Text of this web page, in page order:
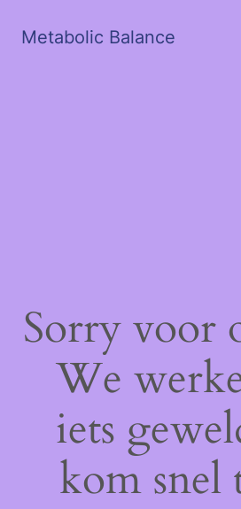
Metabolic Balance
Sorry voor
We
iets
kom snel